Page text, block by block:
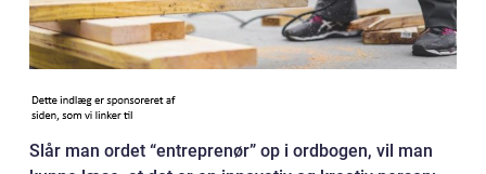
Slår man ordet “entreprenør” op i ordbogen, vil man